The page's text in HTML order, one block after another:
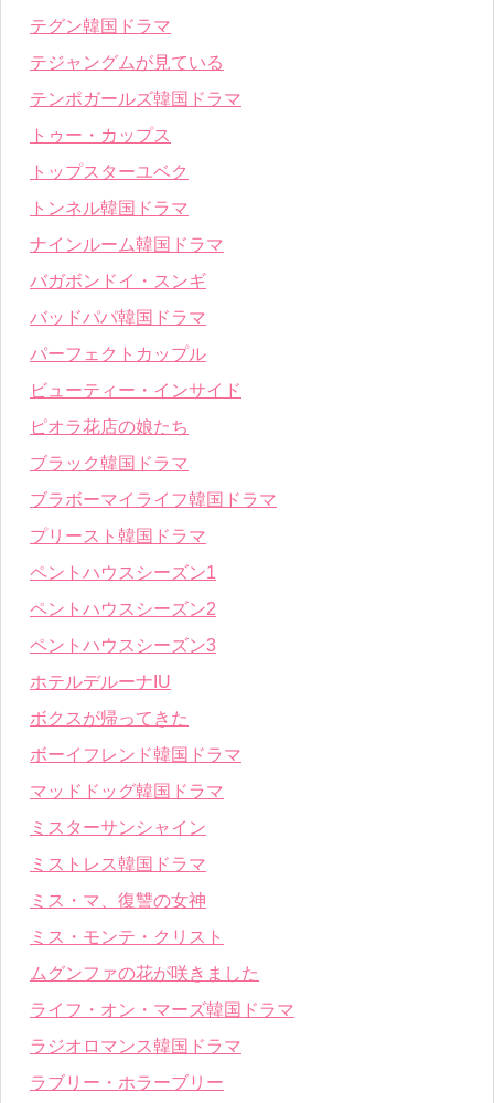
テグン韓国ドラマ
テジャングムが見ている
テンポガールズ韓国ドラマ
トゥー・カップス
トップスターユベク
トンネル韓国ドラマ
ナインルーム韓国ドラマ
バガボンドイ・スンギ
バッドパパ韓国ドラマ
パーフェクトカップル
ビューティー・インサイド
ピオラ花店の娘たち
ブラック韓国ドラマ
ブラボーマイライフ韓国ドラマ
プリースト韓国ドラマ
ペントハウスシーズン1
ペントハウスシーズン2
ペントハウスシーズン3
ホテルデルーナIU
ボクスが帰ってきた
ボーイフレンド韓国ドラマ
マッドドッグ韓国ドラマ
ミスターサンシャイン
ミストレス韓国ドラマ
ミス・マ、復讐の女神
ミス・モンテ・クリスト
ムグンファの花が咲きました
ライフ・オン・マーズ韓国ドラマ
ラジオロマンス韓国ドラマ
ラブリー・ホラーブリー